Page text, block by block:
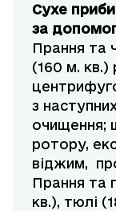
Сухе
за
Прання та
(160 м.
з
очищення;
ротору,
віджим,
Прання та
кв.), тюлі